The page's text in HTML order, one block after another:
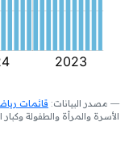
مصدر البيانات: قائمات
الأسرة والمرأة والطفولة وكبار السن بتاريخ 2026/